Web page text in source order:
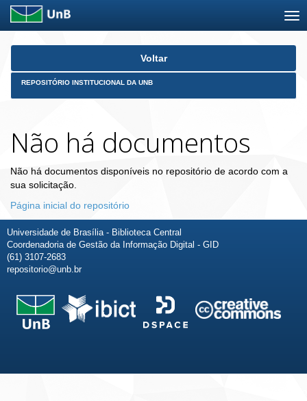
Skip
Voltar
REPOSITÓRIO INSTITUCIONAL DA UNB
Não há documentos
Não há documentos disponíveis no repositório de acordo com a
sua solicitação.
Página inicial do repositório
Universidade de Brasília - Biblioteca Central
Coordenadoria de Gestão da Informação Digital - GID
(61) 3107-2683
repositorio@unb.br